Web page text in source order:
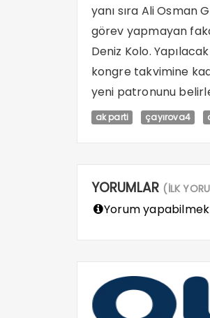
yanı sıra Ali
görev yapmayan
Deniz Kolo.
kongre takvimine
yeni patronunu
ak parti çayırova4
YORUMLAR (İLK
Yorum